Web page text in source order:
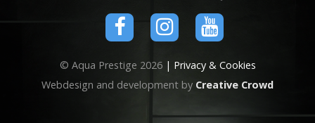
© Aqua Prestige 2026 | Privacy & Cookies
Webdesign and development by Creative Crowd